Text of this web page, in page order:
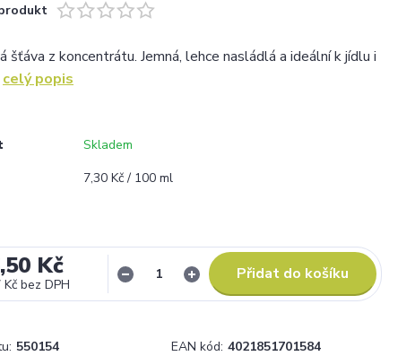
šťáva z koncentrátu. Jemná, lehce nasládlá a ideální k jídlu i
celý popis
Skladem
7,30 Kč / 100 ml
Kč
Kč bez DPH
Přidat do košíku
550154 EAN kód: 4021851701584